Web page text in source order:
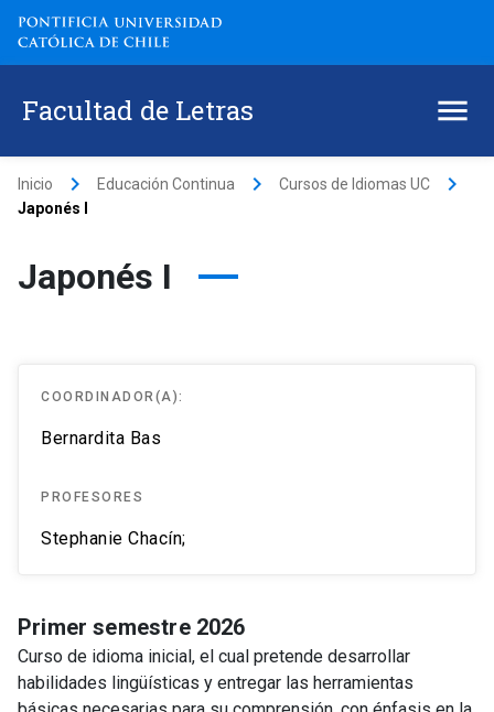
Facultad de Letras
Inicio keyboard_arrow_right Educación Continua keyboard_arrow_right Cursos de Idiomas UC keyboard_arrow_right
Japonés I
Japonés I
Primer semestre 2026
Curso de idioma inicial, el cual pretende desarrollar
habilidades lingüísticas y entregar las herramientas
COORDINADOR(A):
Bernardita Bas
PROFESORES
Stephanie Chacín;